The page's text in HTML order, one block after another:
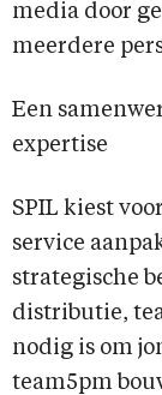
media door
meerdere
Een
expertise
SPIL kiest
service
strategische
distributie,
nodig is om
team5pm